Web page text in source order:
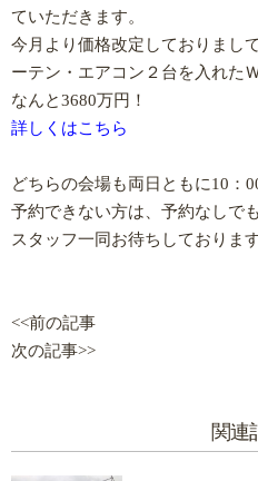
ていただきます。
今月より価格改定しておりまし
ーテン・エアコン２台を入れた
なんと3680万円！
詳しくはこちら
どちらの会場も両日ともに10：
予約できない方は、予約なしで
スタッフ一同お待ちしておりま
<<前の記事
次の記事>>
関連